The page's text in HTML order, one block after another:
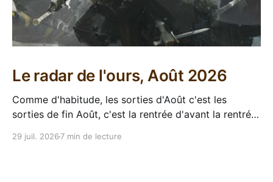
Le radar de l'ours, Août 2026
Comme d'habitude, les sorties d'Août c'est les
sorties de fin Août, c'est la rentrée d'avant la rentrée,
29 juil. 2026 7 min de lecture